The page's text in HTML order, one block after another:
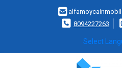
8094227263
Select